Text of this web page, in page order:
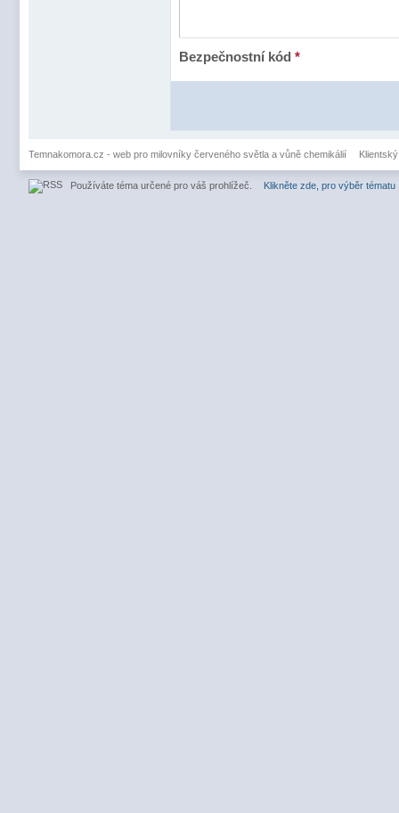
Bezpečnostní kód *
Temnakomora.cz - web pro milovníky červeného světla a vůně chemikálií
Používáte téma určené pro váš prohlížeč. Klikněte zde, pro výběr tématu